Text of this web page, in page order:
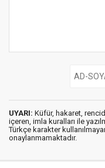
UYARI: Küfür, hakaret,
içeren, imla kuralları ile
Türkçe karakter
onaylanmamaktadır.